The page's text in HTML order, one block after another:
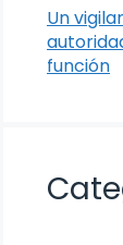
Un
función